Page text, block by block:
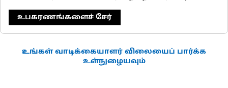
உபகரணங்களைச் சேர்
உங்கள் வாடிக்கையாளர் விலையைப் பார்க்க
உள்நுழையவும்